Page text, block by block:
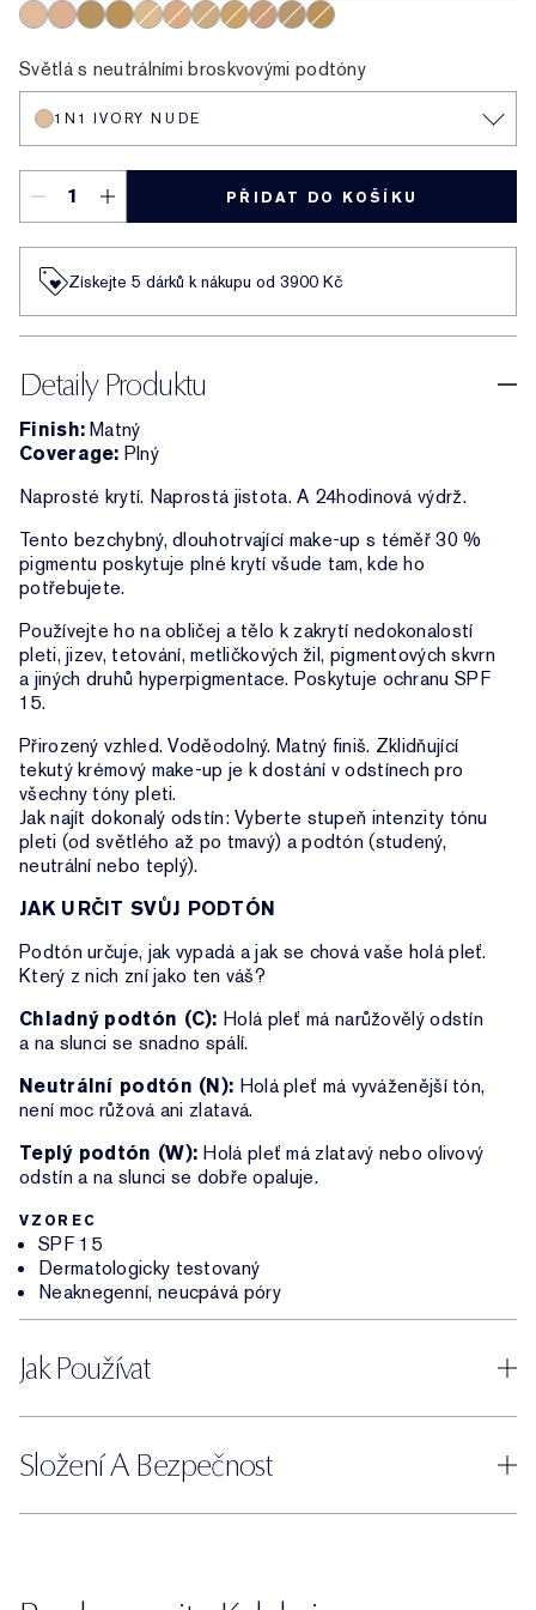
Světlá s neutrálními broskvovými podtóny
1N1 IVORY NUDE
PŘIDAT DO KOŠÍKU
Získejte 5 dárků k nákupu od 3900 Kč
Detaily Produktu
Finish:Matný
Coverage: Plný
Naprosté krytí. Naprostá jistota. A 24hodinová výdrž.
Tento bezchybný, dlouhotrvající make-up s téměř 30 %
pigmentu poskytuje plné krytí všude tam, kde ho
potřebujete.
Používejte ho na obličej a tělo k zakrytí nedokonalostí
pleti, jizev, tetování, metličkových žil, pigmentových skvrn
a jiných druhů hyperpigmentace. Poskytuje ochranu SPF
15.
Přirozený vzhled. Voděodolný. Matný finiš. Zklidňující
tekutý krémový make-up je k dostání v odstínech pro
všechny tóny pleti.
Jak najít dokonalý odstín: Vyberte stupeň intenzity tónu
pleti (od světlého až po tmavý) a podtón (studený,
neutrální nebo teplý).
JAK URČIT SVŮJ PODTÓN
Podtón určuje, jak vypadá a jak se chová vaše holá pleť.
Který z nich zní jako ten váš?
Chladný podtón (C): Holá pleť má narůžovělý odstín
a na slunci se snadno spálí.
Neutrální podtón (N): Holá pleť má vyváženější tón,
není moc růžová ani zlatavá.
Teplý podtón (W): Holá pleť má zlatavý nebo olivový
odstín a na slunci se dobře opaluje.
VZOREC
SPF 15
Dermatologicky testovaný
Neaknegenní, neucpává póry
Jak Používat
Složení A Bezpečnost